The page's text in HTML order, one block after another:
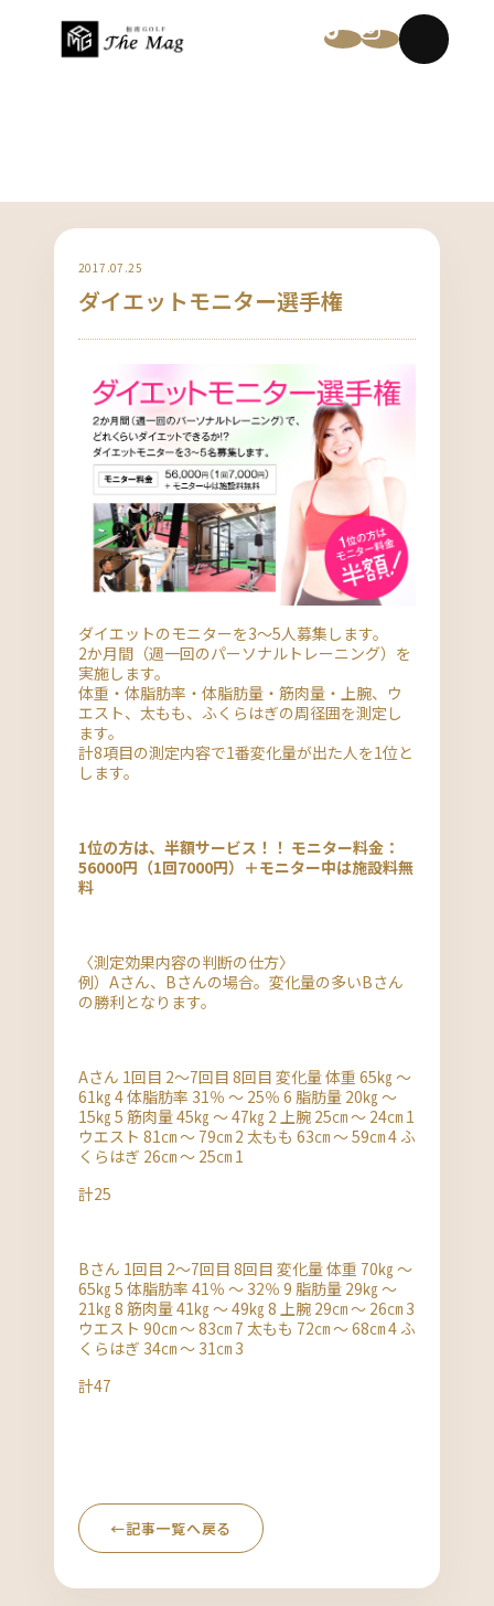
2017.07.25
ダイエットモニター選手権
ダイエットのモニターを3～5人募集します。
2か月間（週一回のパーソナルトレーニング）を
実施します。
体重・体脂肪率・体脂肪量・筋肉量・上腕、ウ
エスト、太もも、ふくらはぎの周径囲を測定し
ます。
計8項目の測定内容で1番変化量が出た人を1位と
します。
1位の方は、半額サービス！！ モニター料金：
56000円（1回7000円）＋モニター中は施設料無
料
〈測定効果内容の判断の仕方〉
例）Aさん、Bさんの場合。変化量の多いBさん
の勝利となります。
Aさん 1回目 2～7回目 8回目 変化量 体重 65㎏ ～
61㎏ 4 体脂肪率 31％ ～ 25％ 6 脂肪量 20㎏ ～
15㎏ 5 筋肉量 45㎏ ～ 47㎏ 2 上腕 25㎝ ～ 24㎝ 1
ウエスト 81㎝ ～ 79㎝ 2 太もも 63㎝ ～ 59㎝ 4 ふ
くらはぎ 26㎝ ～ 25㎝ 1
計25
Bさん 1回目 2～7回目 8回目 変化量 体重 70㎏ ～
65㎏ 5 体脂肪率 41％ ～ 32％ 9 脂肪量 29㎏ ～
21㎏ 8 筋肉量 41㎏ ～ 49㎏ 8 上腕 29㎝ ～ 26㎝ 3
ウエスト 90㎝ ～ 83㎝ 7 太もも 72㎝ ～ 68㎝ 4 ふ
くらはぎ 34㎝ ～ 31㎝ 3
計47
←記事一覧へ戻る